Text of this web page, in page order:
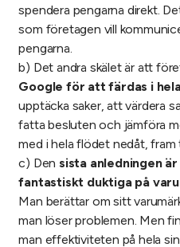
spendera pengarna direkt.
som företagen vill
pengarna.
b) Det andra skälet är att
Google för att färdas i
upptäcka saker, att värdera
fatta besluten och jämföra
med i hela flödet nedåt, fram
c) Den sista anledningen
fantastiskt duktiga på
Man berättar om sitt
man löser problemen. Men
man effektiviteten på hela